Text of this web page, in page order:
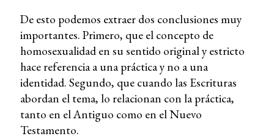
De esto podemos extraer dos conclusiones muy
importantes. Primero, que el concepto de
homosexualidad en su sentido original y estricto
hace referencia a una práctica y no a una
identidad. Segundo, que cuando las Escrituras
abordan el tema, lo relacionan con la práctica,
tanto en el Antiguo como en el Nuevo
Testamento.